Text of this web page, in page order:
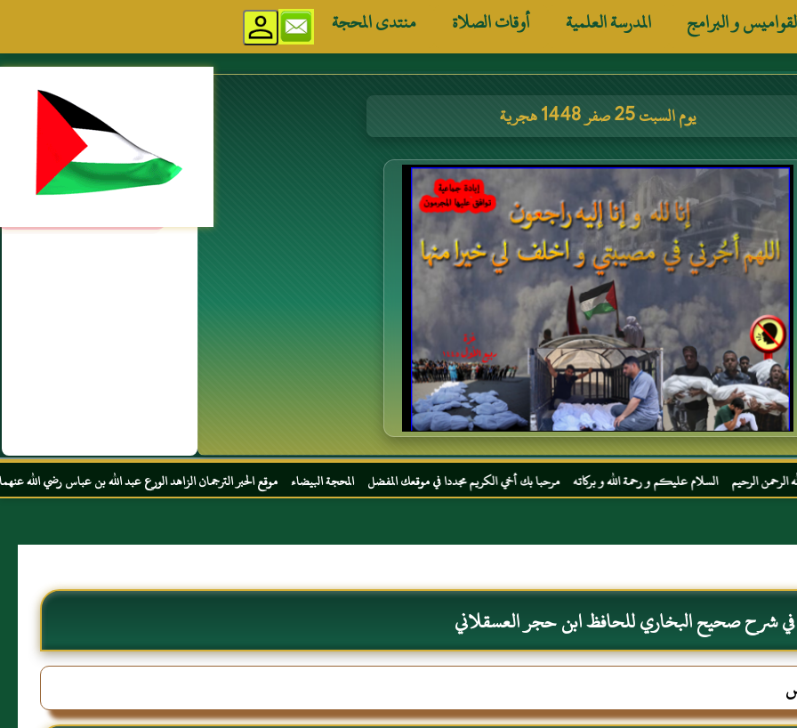
و البرامج المدرسة العلمية أوقات الصلاة منتدى المحجة
يوم السبت 25 صفر 1448 هجرية مواقع إسلامية
السلام عليكم و رحمة الله و بركاته مرحبا بك أخي الكريم مجددا في موقعك المفضل المحجة البيضاء موقع الحبر الترجمان الزاهد الورع عبد الله بن عباس رضي الله عنهما
في شرح صحيح البخاري للحافظ ابن حجر العسقلاني